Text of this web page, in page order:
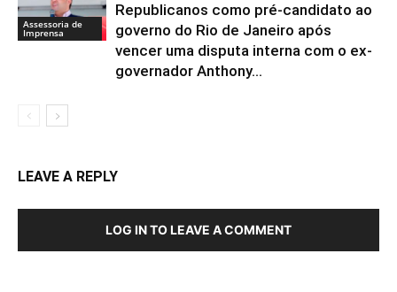
Assessoria de
Imprensa
Republicanos como pré-candidato ao
governo do Rio de Janeiro após
vencer uma disputa interna com o ex-
governador Anthony...
LEAVE A REPLY
LOG IN TO LEAVE A COMMENT